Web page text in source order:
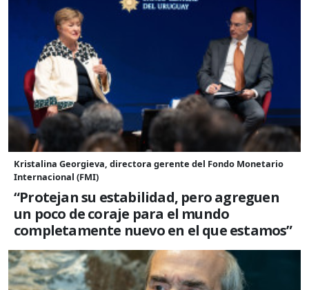
Kristalina Georgieva, directora gerente del Fondo Monetario
Internacional (FMI)
“Protejan su estabilidad, pero agreguen
un poco de coraje para el mundo
completamente nuevo en el que estamos”